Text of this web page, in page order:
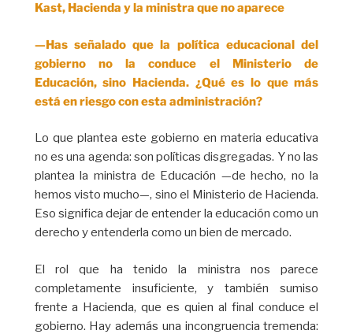
Kast, Hacienda y la ministra que no aparece
—Has señalado que la política educacional del
gobierno no la conduce el Ministerio de
Educación, sino Hacienda. ¿Qué es lo que más
está en riesgo con esta administración?
Lo que plantea este gobierno en materia educativa
no es una agenda: son políticas disgregadas. Y no las
plantea la ministra de Educación —de hecho, no la
hemos visto mucho—, sino el Ministerio de Hacienda.
Eso significa dejar de entender la educación como un
derecho y entenderla como un bien de mercado.
El rol que ha tenido la ministra nos parece
completamente insuficiente, y también sumiso
frente a Hacienda, que es quien al final conduce el
gobierno. Hay además una incongruencia tremenda: